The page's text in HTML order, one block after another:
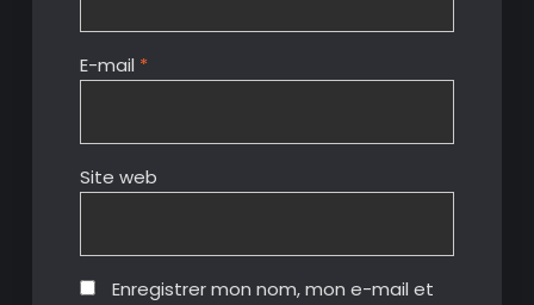
E-mail *
Site web
Enregistrer mon nom, mon e-mail et